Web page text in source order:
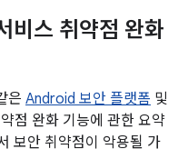
스 취약점 완화
은 Android 보안 플랫폼 및
점 완화 기능에 관한 요약
보안 취약점이 악용될 가